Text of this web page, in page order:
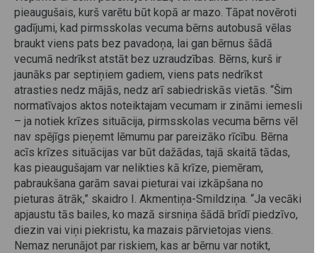
pieaugušais, kurš varētu būt kopā ar mazo. Tāpat novēroti
gadījumi, kad pirmsskolas vecuma bērns autobusā vēlas
braukt viens pats bez pavadoņa, lai gan bērnus šādā
vecumā nedrīkst atstāt bez uzraudzības. Bērns, kurš ir
jaunāks par septiņiem gadiem, viens pats nedrīkst
atrasties nedz mājās, nedz arī sabiedriskās vietās. “Šim
normatīvajos aktos noteiktajam vecumam ir zināmi iemesli
– ja notiek krīzes situācija, pirmsskolas vecuma bērns vēl
nav spējīgs pieņemt lēmumu par pareizāko rīcību. Bērna
acīs krīzes situācijas var būt dažādas, tajā skaitā tādas,
kas pieaugušajam var nelikties kā krīze, piemēram,
pabraukšana garām savai pieturai vai izkāpšana no
pieturas ātrāk,” skaidro I. Akmentiņa-Smildziņa. “Ja vecāki
apjaustu tās bailes, ko mazā sirsniņa šādā brīdī piedzīvo,
diezin vai viņi piekristu, ka mazais pārvietojas viens.
Nemaz nerunājot par riskiem, kas ar bērnu var notikt,